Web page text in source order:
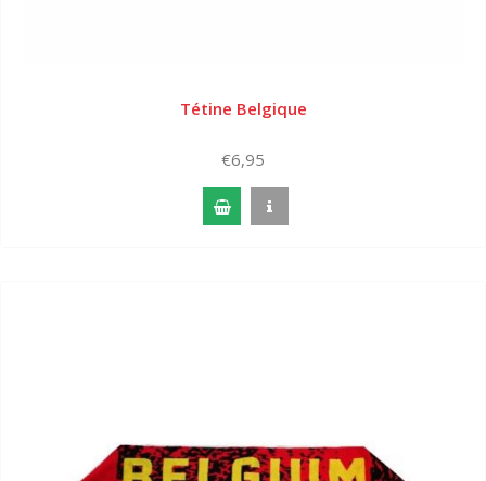
Tétine Belgique
€6,95